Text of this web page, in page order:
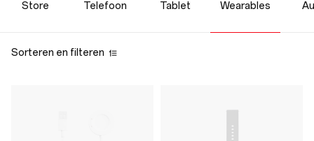
Store Telefoon Tablet Wearables
Sorteren en filteren